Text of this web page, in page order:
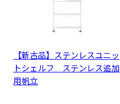
【新古品】ステンレスユニッ
トシェルフ ステンレス追加
用帆立